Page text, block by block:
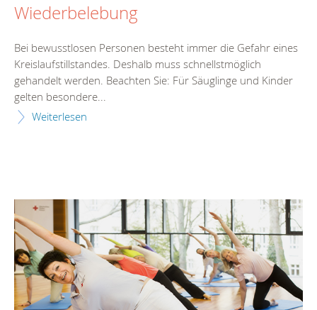
Wiederbelebung
Bei bewusstlosen Personen besteht immer die Gefahr eines
Kreislaufstillstandes. Deshalb muss schnellstmöglich
gehandelt werden. Beachten Sie: Für Säuglinge und Kinder
gelten besondere...
Weiterlesen